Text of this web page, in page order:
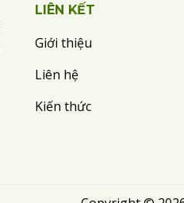
LIÊN KẾT
Giới thiệu
Liên hệ
Kiến thức